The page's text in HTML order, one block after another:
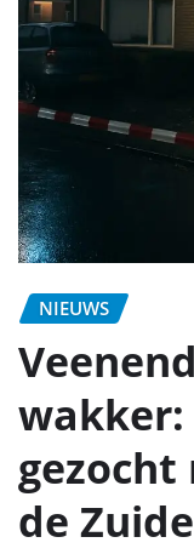
NIEUWS
wakker:
gezocht
de